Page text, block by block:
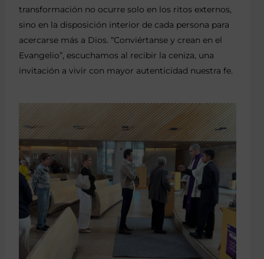
transformación no ocurre solo en los ritos externos,
sino en la disposición interior de cada persona para
acercarse más a Dios. “Conviértanse y crean en el
Evangelio”, escuchamos al recibir la ceniza, una
invitación a vivir con mayor autenticidad nuestra fe.